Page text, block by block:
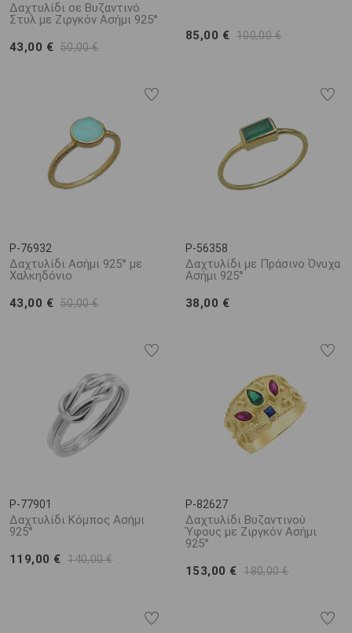
Δαχτυλίδι σε Βυζαντινό
Στυλ με Ζιργκόν Ασήμι 925°
43,00 € 50,00 €
85,00 € 100,00 €
P-76932
Δαχτυλίδι Ασήμι 925° με
Χαλκηδόνιο
43,00 € 50,00 €
P-56358
Δαχτυλίδι με Πράσινο Όνυχα
Ασήμι 925°
38,00 €
P-77901
Δαχτυλίδι Κόμπος Ασήμι
925°
119,00 € 140,00 €
P-82627
Δαχτυλίδι Βυζαντινού
Ύφους με Ζιργκόν Ασήμι
925°
153,00 € 180,00 €